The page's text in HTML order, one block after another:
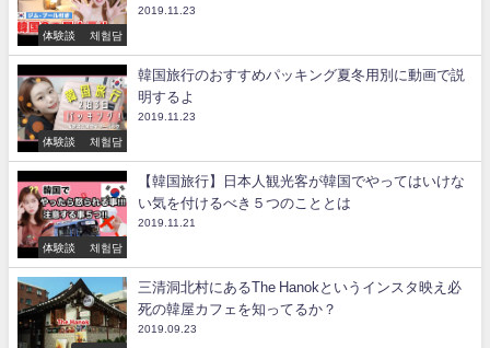
体験談 체험담
2019.11.23
体験談 체험담
韓国旅行のおすすめパッキング夏冬用別に動画で説
明するよ
2019.11.23
体験談 체험담
【韓国旅行】日本人観光客が韓国でやってはいけな
い気を付けるべき５つのこととは
2019.11.21
三清洞北村にあるThe Hanokというインスタ映え必
死の韓屋カフェを知ってるか？
2019.09.23